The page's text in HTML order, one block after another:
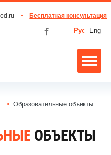
Бесплатная консультация
Рус Eng
Образовательные объекты
ОБЪЕКТЫ